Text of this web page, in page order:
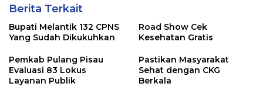
Berita Terkait
Bupati Melantik 132 CPNS
Yang Sudah Dikukuhkan
Road Show Cek
Kesehatan Gratis
Pemkab Pulang Pisau
Evaluasi 83 Lokus
Layanan Publik
Pastikan Masyarakat
Sehat dengan CKG
Berkala